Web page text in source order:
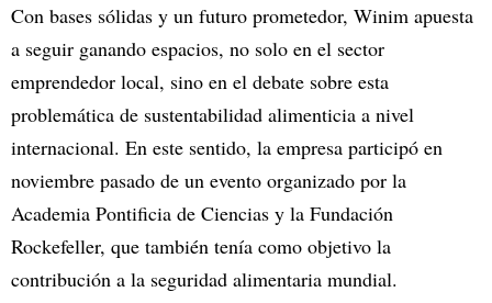
Con bases sólidas y un futuro prometedor, Winim apuesta
a seguir ganando espacios, no solo en el sector
emprendedor local, sino en el debate sobre esta
problemática de sustentabilidad alimenticia a nivel
internacional. En este sentido, la empresa participó en
noviembre pasado de un evento organizado por la
Academia Pontificia de Ciencias y la Fundación
Rockefeller, que también tenía como objetivo la
contribución a la seguridad alimentaria mundial.